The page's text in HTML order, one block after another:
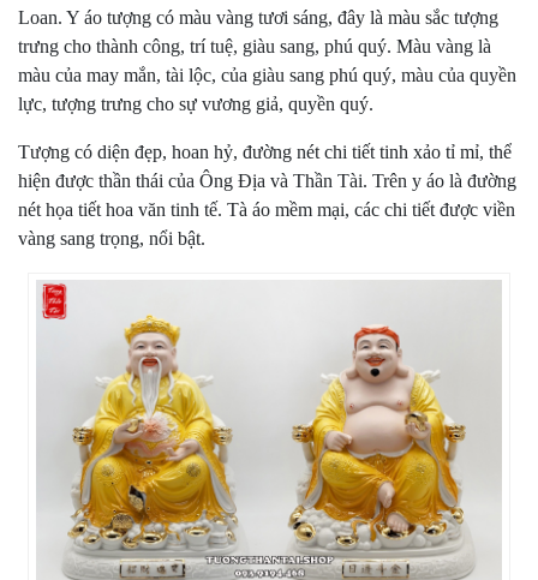
Loan. Y áo tượng có màu vàng tươi sáng, đây là màu sắc tượng
trưng cho thành công, trí tuệ, giàu sang, phú quý. Màu vàng là
màu của may mắn, tài lộc, của giàu sang phú quý, màu của quyền
lực, tượng trưng cho sự vương giả, quyền quý.
Tượng có diện đẹp, hoan hỷ, đường nét chi tiết tinh xảo tỉ mỉ, thể
hiện được thần thái của Ông Địa và Thần Tài. Trên y áo là đường
nét họa tiết hoa văn tinh tế. Tà áo mềm mại, các chi tiết được viền
vàng sang trọng, nổi bật.